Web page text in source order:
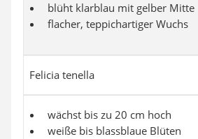
blüht klarblau mit gelber Mitte
flacher, teppichartiger Wuchs
Felicia tenella
wächst bis zu 20 cm hoch
weiße bis blassblaue Blüten